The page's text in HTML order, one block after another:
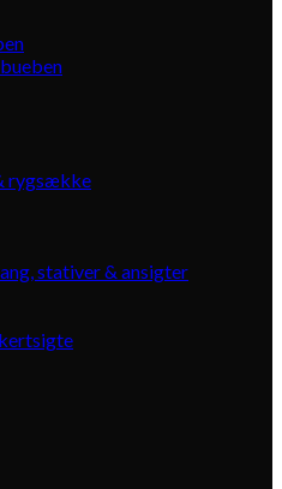
rygsække
stativer & ansigter